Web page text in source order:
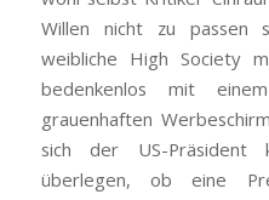
Willen nicht zu passen
weibliche High Society
bedenkenlos mit
grauenhaften
sich der US-
überlegen, ob eine